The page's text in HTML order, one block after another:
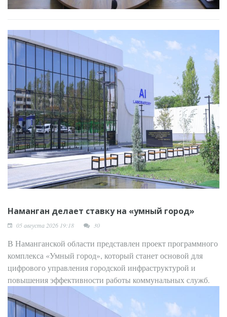
Наманган делает ставку на «умный город»
05 августа 2026 19:18 30
В Наманганской области представлен проект программного
комплекса «Умный город», который станет основой для
цифрового управления городской инфраструктурой и
повышения эффективности работы коммунальных служб.